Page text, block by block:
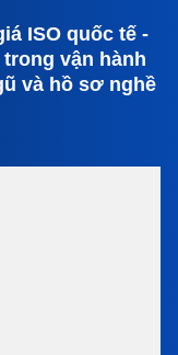
ISO quốc tế -
vận hành
và hồ sơ nghề